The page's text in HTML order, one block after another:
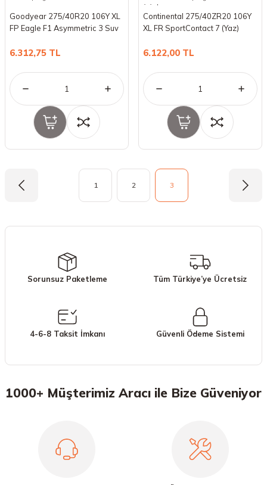
Goodyear 275/40R20 106Y XL
FP Eagle F1 Asymmetric 3 Suv
6.312,75 TL
Continental 275/40ZR20 106Y
XL FR SportContact 7 (Yaz)
6.122,00 TL
1 2 3
Sorunsuz Paketleme Tüm Türkiye’ye Ücretsiz
4-6-8 Taksit İmkanı Güvenli Ödeme Sistemi
1000+ Müşterimiz Aracı ile Bize Güveniyor